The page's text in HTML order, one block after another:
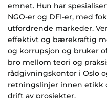
emnet. Hun har
NGO-er og DFI-er, med
utfordrende markeder.
effektivt og bærekraftig
og korrupsjon og bruker
bro mellom teori og
rådgivningskontor i Oslo
retningslinjer innen etikk
drift av prosjekter.